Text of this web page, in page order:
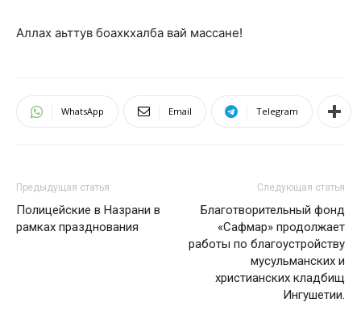
Аллах аьттув боахкхалба вай массане!
WhatsApp Email Telegram
Предыдущая статья
Полицейские в Назрани в
рамках празднования
Следующая статья
Благотворительный фонд
«Сафмар» продолжает
работы по благоустройству
мусульманских и
христианских кладбищ
Ингушетии.